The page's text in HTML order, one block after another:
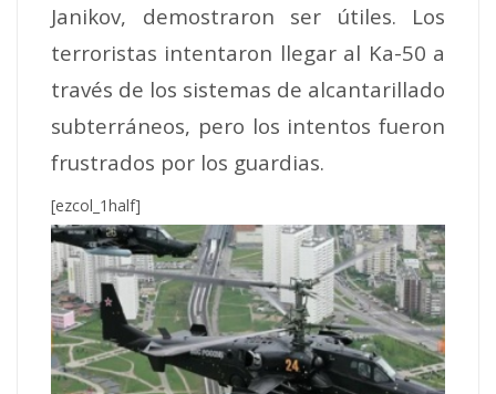
Janikov, demostraron ser útiles. Los
terroristas intentaron llegar al Ka-50 a
través de los sistemas de alcantarillado
subterráneos, pero los intentos fueron
frustrados por los guardias.
[ezcol_1half]